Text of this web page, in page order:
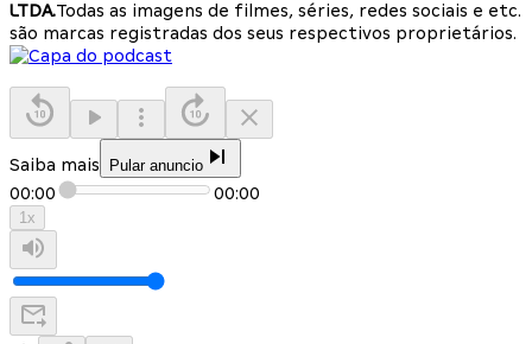
LTDA.Todas as imagens de filmes, séries, redes sociais e etc.
são marcas registradas dos seus respectivos proprietários.
Saiba mais Pular anuncio
00:00 00:00
1x